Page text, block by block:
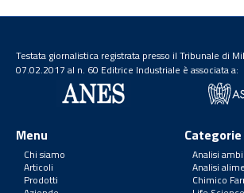
Testata giornalistica registrata presso il Tribunale di
07.02.2017 al n. 60 Editrice Industriale è associata a:
Menu
Chi siamo
Articoli
Prodotti
Categorie
Analisi
Analisi
Chimico